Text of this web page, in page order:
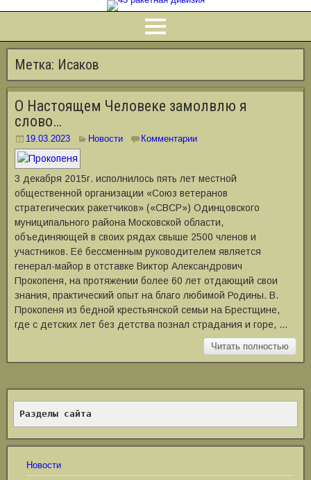
Метка: Исаков
О Настоящем Человеке замолвлю я
слово…
19.03.2023 Новости Комментарии
3 декабря 2015г. исполнилось пять лет местной
общественной организации «Союз ветеранов
стратегических ракетчиков» («СВСР») Одинцовского
муниципального района Московской области,
объединяющей в своих рядах свыше 2500 членов и
участников. Её бессменным руководителем является
генерал-майор в отставке Виктор Александрович
Прокопеня, на протяжении более 60 лет отдающий свои
знания, практический опыт на благо любимой Родины. В.
Прокопеня из бедной крестьянской семьи на Брестщине,
где с детских лет без детства познал страдания и горе, …
Читать полностью
Разделы сайта
Новости